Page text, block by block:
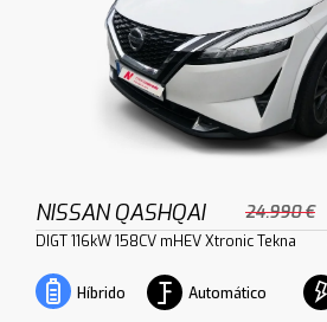
NISSAN QASHQAI 24.990 €
DIGT 116kW 158CV mHEV Xtronic Tekna
Híbrido Automático